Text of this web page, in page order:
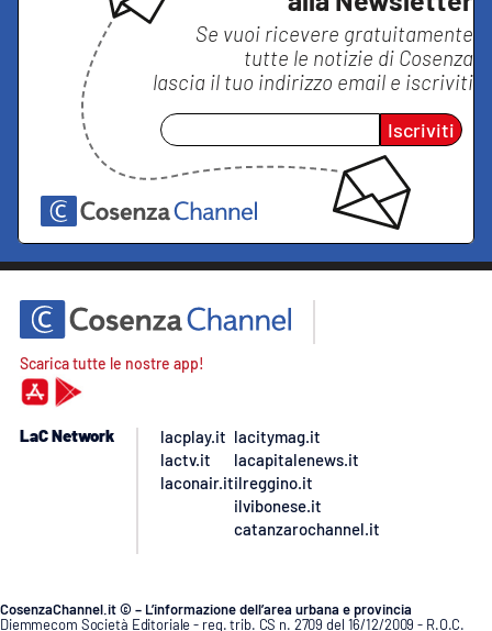
Se vuoi ricevere gratuitamente
tutte le notizie di Cosenza
lascia il tuo indirizzo email e iscriviti
Iscriviti
Scarica tutte le nostre app!
LaC Network
lacplay.it
lactv.it
laconair.it
lacitymag.it
lacapitalenews.it
ilreggino.it
ilvibonese.it
catanzarochannel.it
CosenzaChannel.it © – L’informazione dell’area urbana e provincia
Diemmecom Società Editoriale - reg. trib. CS n. 2709 del 16/12/2009 - R.O.C.